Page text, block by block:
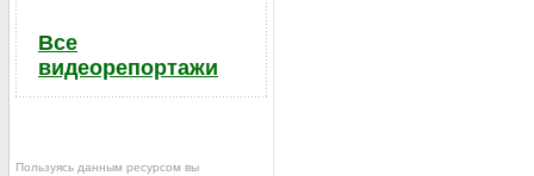
Все
видеорепортажи
Пользуясь данным ресурсом вы